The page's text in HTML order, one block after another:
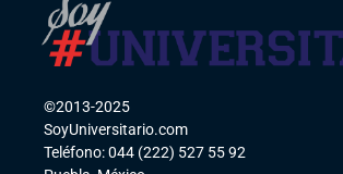
©2013-2025
SoyUniversitario.com
Teléfono: 044 (222) 527 55 92